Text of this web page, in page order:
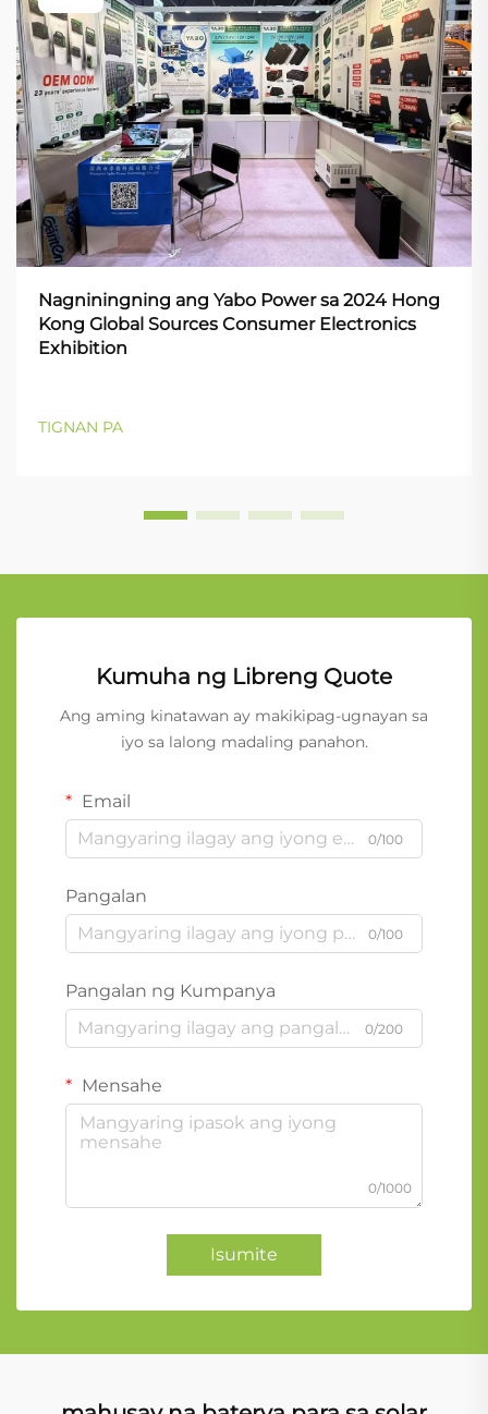
Nagniningning ang Yabo Power sa 2024 Hong
Kong Global Sources Consumer Electronics
Exhibition
TIGNAN PA
Kumuha ng Libreng Quote
Ang aming kinatawan ay makikipag-ugnayan sa
iyo sa lalong madaling panahon.
Email
0/100
Pangalan
0/100
Pangalan ng Kumpanya
0/200
Mensahe
0/1000
Isumite